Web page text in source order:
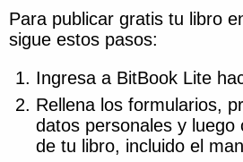
Para publicar gratis tu libro
sigue estos pasos:
Ingresa a BitBook Lite
Rellena los formularios,
datos personales y luego
de tu libro, incluido el